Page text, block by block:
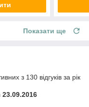
Показати ще
з 130 відгуків за рік